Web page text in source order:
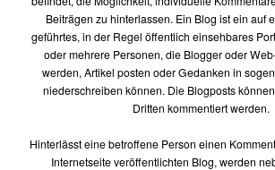
Beiträgen zu hinterlassen. Ein Blog ist ein auf
geführtes, in der Regel öffentlich einsehbares
oder mehrere Personen, die Blogger oder
werden, Artikel posten oder Gedanken in
niederschreiben können. Die Blogposts
Dritten kommentiert werden.
Hinterlässt eine betroffene Person einen
Internetseite veröffentlichten Blog, werden